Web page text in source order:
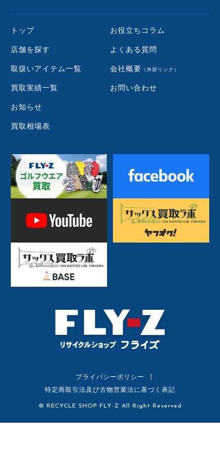
トップ
店舗を探す
取扱いアイテム一覧
買取実績一覧
お知らせ
買取相場表
お役立ちコラム
よくある質問
会社概要 （外部リンク）
お問い合わせ
プライバシーポリシー
特定商取引法及び古物営業法に基づく表記
© RECYCLE SHOP FLY-Z All Right Reserved